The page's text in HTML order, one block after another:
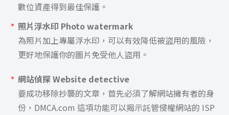
數位資產得到最佳保護。
照片浮水印 Photo watermark
為照片加上專屬浮水印，可以有效降低被盜用的風險，
更好地保護你的圖片免受他人盜用。
網站偵探 Website detective
要成功移除抄襲的文章，首先必須了解網站擁有者的身
份，DMCA.com 這項功能可以揭示託管侵權網站的 ISP